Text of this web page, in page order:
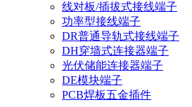
线对板/插拔式接线端子
功率型接线端子
DR普通导轨式接线端子
DH穿墙式连接器端子
光伏储能连接器端子
DE模块端子
PCB焊板五金插件